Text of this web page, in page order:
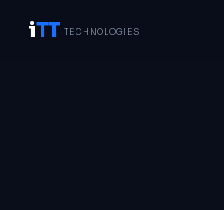
iTT TECHNOLOGIES